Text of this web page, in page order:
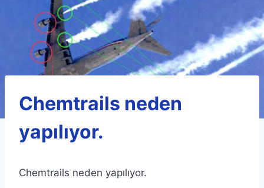
Chemtrails neden
yapılıyor.
Chemtrails neden yapılıyor.